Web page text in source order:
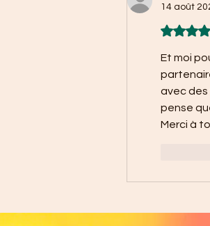
14 août
Noté 5
Et moi
avec des
pense
Merci à